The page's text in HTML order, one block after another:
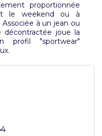
proportionnée
le weekend ou à
à un jean ou
décontractée joue la
profil "sportwear"